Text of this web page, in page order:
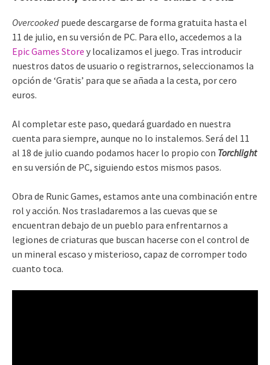
Overcooked puede descargarse de forma gratuita hasta el
11 de julio, en su versión de PC. Para ello, accedemos a la
Epic Games Store y localizamos el juego. Tras introducir
nuestros datos de usuario o registrarnos, seleccionamos la
opción de ‘Gratis’ para que se añada a la cesta, por cero
euros.
Al completar este paso, quedará guardado en nuestra
cuenta para siempre, aunque no lo instalemos. Será del 11
al 18 de julio cuando podamos hacer lo propio con Torchlight
en su versión de PC, siguiendo estos mismos pasos.
Obra de Runic Games, estamos ante una combinación entre
rol y acción. Nos trasladaremos a las cuevas que se
encuentran debajo de un pueblo para enfrentarnos a
legiones de criaturas que buscan hacerse con el control de
un mineral escaso y misterioso, capaz de corromper todo
cuanto toca.